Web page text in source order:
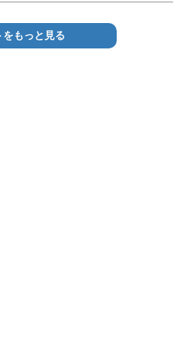
もっと見る